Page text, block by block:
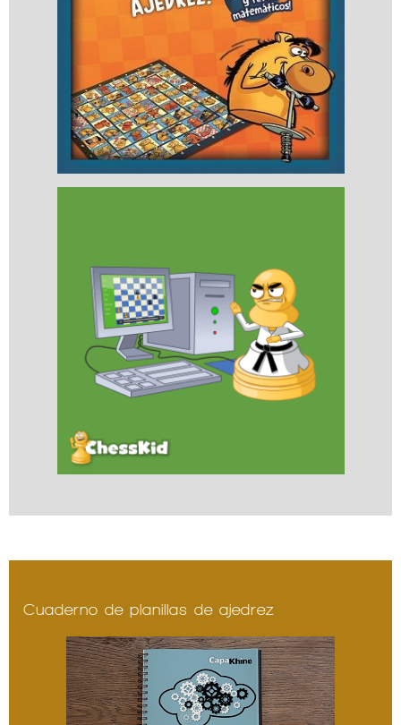
Cuaderno de planillas de ajedrez